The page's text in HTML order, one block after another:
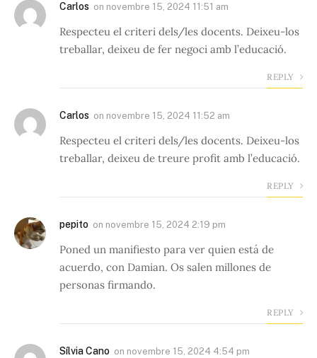
Carlos on novembre 15, 2024 11:51 am
Respecteu el criteri dels/les docents. Deixeu-los
treballar, deixeu de fer negoci amb l’educació.
REPLY
Carlos on novembre 15, 2024 11:52 am
Respecteu el criteri dels/les docents. Deixeu-los
treballar, deixeu de treure profit amb l’educació.
REPLY
pepito on novembre 15, 2024 2:19 pm
Poned un manifiesto para ver quien está de
acuerdo, con Damian. Os salen millones de
personas firmando.
REPLY
Sílvia Cano on novembre 15, 2024 4:54 pm